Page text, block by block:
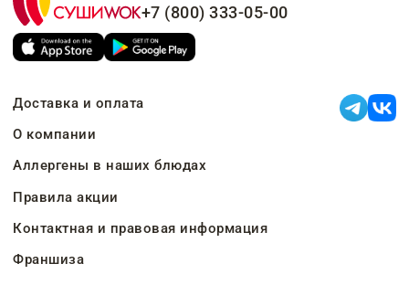
+7 (800) 333-05-00
Доставка и оплата
О компании
Аллергены в наших блюдах
Правила акции
Контактная и правовая информация
Франшиза